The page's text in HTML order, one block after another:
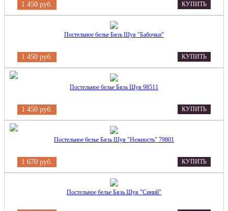
1 450 руб. КУПИТЬ
Постельное белье Бязь Шуя "Бабочки"
1 450 руб. КУПИТЬ
Постельное белье Бязь Шуя 98511
1 450 руб. КУПИТЬ
Постельное белье Бязь Шуя "Нежность" 79801
1 670 руб. КУПИТЬ
Постельное белье Бязь Шуя "Синий"